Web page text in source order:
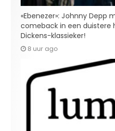
«Ebenezer»: Johnny Depp
comeback in een duistere
Dickens-klassieker!
8 uur ago